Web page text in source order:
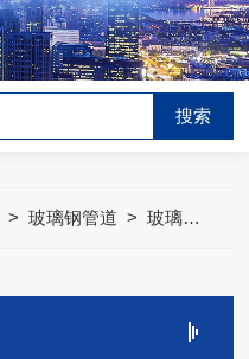
>玻璃钢管道 >玻璃钢风管